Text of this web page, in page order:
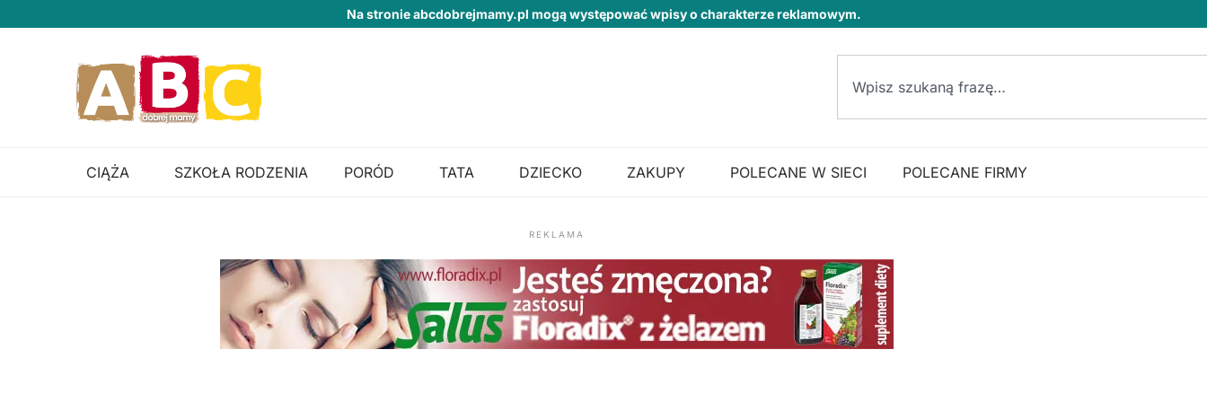
Na stronie abcdobrejmamy.pl mogą występować wpisy o charakterze reklamowym.
CIĄŻA SZKOŁA RODZENIA PORÓD TATA DZIECKO ZAKUPY POLECANE W SIECI POLECANE FIRMY
REKLAMA